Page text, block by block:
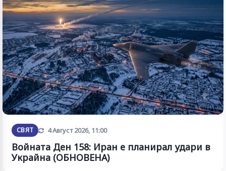
СВЯТ Обновена
4 Август 2026, 11:00
Войната Ден 158: Иран е планирал удари в
Украйна (ОБНОВЕНА)